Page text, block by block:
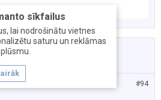
sīkfailus
lai nodrošinātu vietnes
saturu un reklāmas
#94